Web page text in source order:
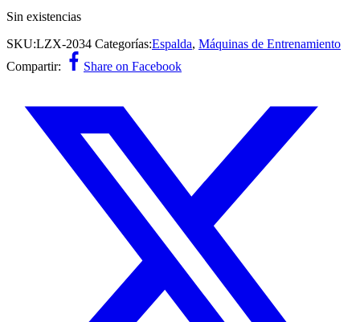
Sin existencias
SKU:LZX-2034 Categorías:Espalda, Máquinas de Entrenamiento
Compartir:
Share on Facebook